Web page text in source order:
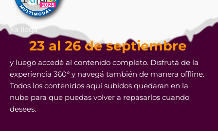
Ya llega
23 al 26 de septiembre
y luego accedé al contenido completo. Disfrutá de la
experiencia 360° y navegá también de manera offline.
Todos los contenidos aquí subidos quedaran en la
nube para que puedas volver a repasarlos cuando
desees.